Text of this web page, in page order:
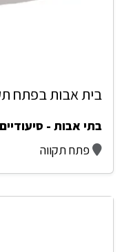
בית אבות בפתח
בתי אבות - סיעודיים
פתח תקווה